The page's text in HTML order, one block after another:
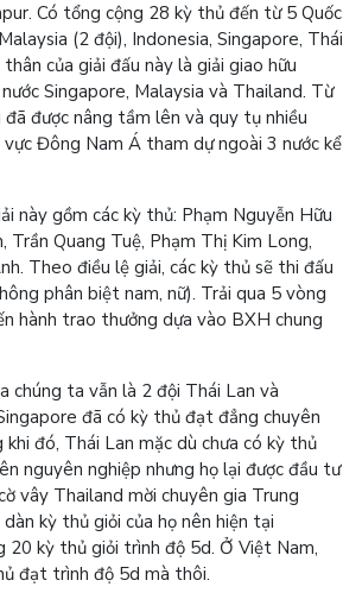
Có tổng cộng 28 kỳ thủ đến từ 5 Quốc
(2 đội), Indonesia, Singapore, Thái
của giải đấu này là giải giao hữu
Singapore, Malaysia và Thailand. Từ
được nâng tầm lên và quy tụ nhiều
vực Đông Nam Á tham dự ngoài 3 nước kể
này gồm các kỳ thủ: Phạm Nguyễn Hữu
Trần Quang Tuệ, Phạm Thị Kim Long,
Theo điều lệ giải, các kỳ thủ sẽ thi đấu
phân biệt nam, nữ). Trải qua 5 vòng
hành trao thưởng dựa vào BXH chung
chúng ta vẫn là 2 đội Thái Lan và
đã có kỳ thủ đạt đẳng chuyên
đó, Thái Lan mặc dù chưa có kỳ thủ
nguyên nghiệp nhưng họ lại được đầu tư
vây Thailand mời chuyên gia Trung
kỳ thủ giỏi của họ nên hiện tại
20 kỳ thủ giỏi trình độ 5d. Ở Việt Nam,
đạt trình độ 5d mà thôi.